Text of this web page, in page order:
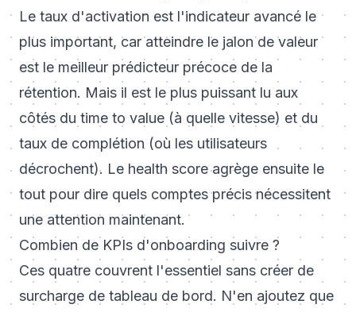
Le taux d'activation est l'indicateur avancé le
plus important, car atteindre le jalon de valeur
est le meilleur prédicteur précoce de la
rétention. Mais il est le plus puissant lu aux
côtés du time to value (à quelle vitesse) et du
taux de complétion (où les utilisateurs
décrochent). Le health score agrège ensuite le
tout pour dire quels comptes précis nécessitent
une attention maintenant.
Combien de KPIs d'onboarding suivre ?
Ces quatre couvrent l'essentiel sans créer de
surcharge de tableau de bord. N'en ajoutez que